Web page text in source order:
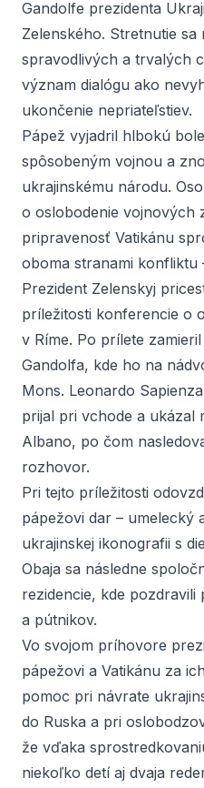
Gandolfe prezidenta
Zelenského. Stretnutie
spravodlivých a trvalých
význam dialógu ako
ukončenie nepriateľstiev.
Pápež vyjadril hlbokú
spôsobeným vojnou a
ukrajinskému národu.
o oslobodenie vojnových
pripravenosť Vatikánu
oboma stranami konfliktu
Prezident Zelenskyj
príležitosti konferencie o
v Ríme. Po prílete
Gandolfa, kde ho na
Mons. Leonardo
prijal pri vchode a ukázal
Albano, po čom
rozhovor.
Pri tejto príležitosti
pápežovi dar – umelecký
ukrajinskej ikonografii s
Obaja sa následne
rezidencie, kde
a pútnikov.
Vo svojom príhovore
pápežovi a Vatikánu za
pomoc pri návrate
do Ruska a pri
že vďaka
niekoľko detí aj dvaja